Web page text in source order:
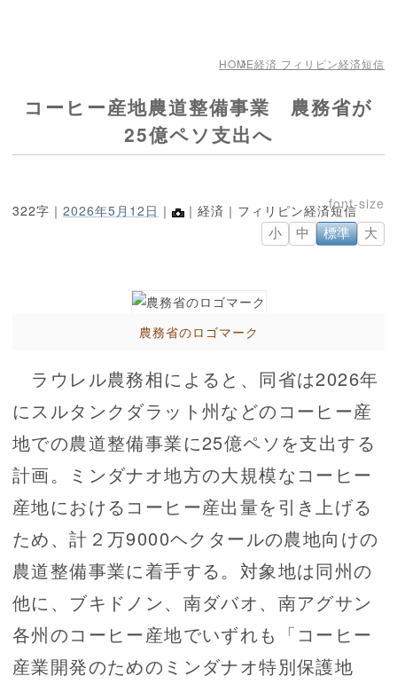
HOME経済 フィリピン経済短信
コーヒー産地農道整備事業 農務省が
25億ペソ支出へ
322字｜ 2026年5月12日 ｜ ｜経済｜フィリピン経済短信
小 中 標準 大
農務省のロゴマーク
ラウレル農務相によると、同省は2026年
にスルタンクダラット州などのコーヒー産
地での農道整備事業に25億ペソを支出する
計画。ミンダナオ地方の大規模なコーヒー
産地におけるコーヒー産出量を引き上げる
ため、計２万9000ヘクタールの農地向けの
農道整備事業に着手する。対象地は同州の
他に、ブキドノン、南ダバオ、南アグサン
各州のコーヒー産地でいずれも「コーヒー
産業開発のためのミンダナオ特別保護地